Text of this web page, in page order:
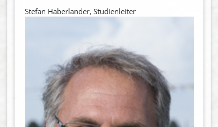
Stefan Haberlander, Studienleiter